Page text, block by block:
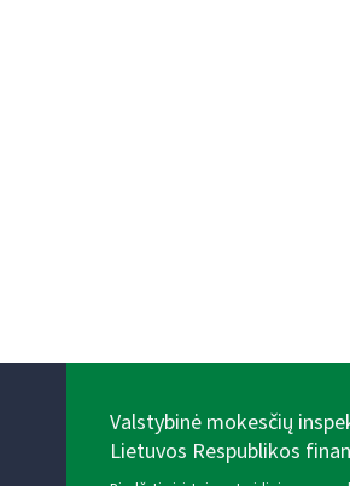
Valstybinė mokesčių
Lietuvos Respublikos